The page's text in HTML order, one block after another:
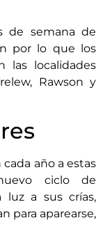
de semana de
por lo que los
las localidades
Rawson y
cada año a estas
ciclo de
luz a sus crías,
para aparearse,